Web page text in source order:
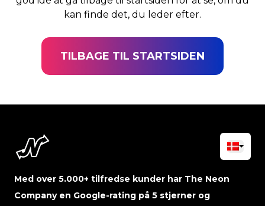
kan finde det, du leder efter.
TILBAGE TIL STARTSIDEN
Med over 5.000+ tilfredse kunder har The Neon
Company en Google-rating på 5 stjerner og